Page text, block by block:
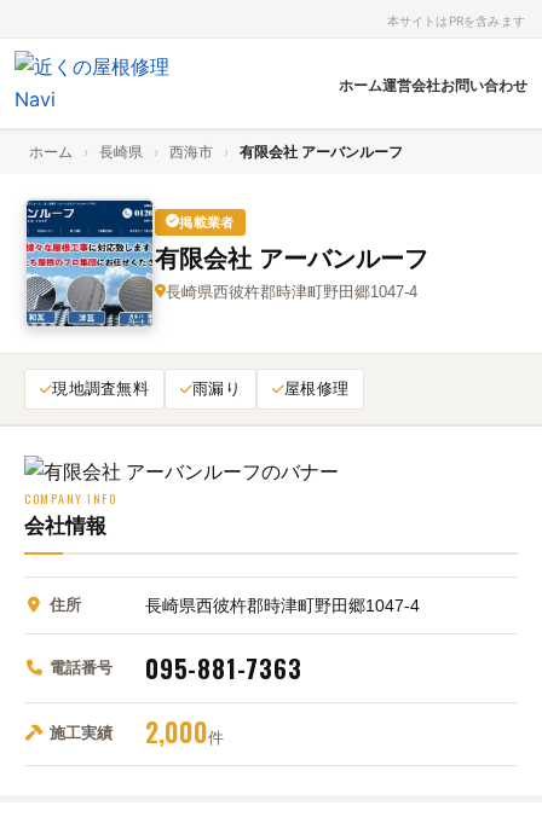
本サイトはPRを含みます
ホーム運営会社お問い合わせ
ホーム › 長崎県 › 西海市 › 有限会社 アーバンルーフ
掲載業者
有限会社 アーバンルーフ
長崎県西彼杵郡時津町野田郷1047-4
現地調査無料 雨漏り 屋根修理
COMPANY INFO
会社情報
住所 長崎県西彼杵郡時津町野田郷1047-4
電話番号 095-881-7363
施工実績 2,000件